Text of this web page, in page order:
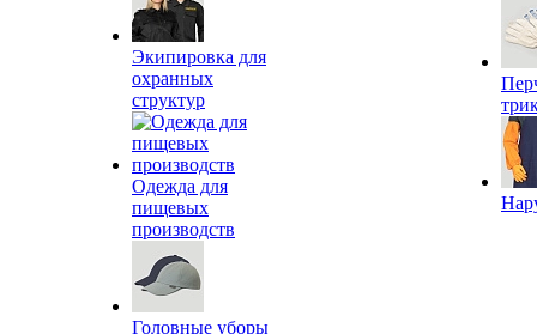
Экипировка для
охранных
структур
Одежда для
пищевых
производств
Головные уборы